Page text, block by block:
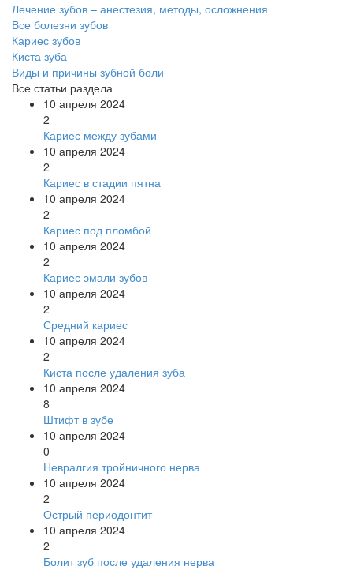
Лечение зубов – анестезия, методы, осложнения
Все болезни зубов
Кариес зубов
Киста зуба
Виды и причины зубной боли
Все статьи раздела
10 апреля 2024
2
Кариес между зубами
10 апреля 2024
2
Кариес в стадии пятна
10 апреля 2024
2
Кариес под пломбой
10 апреля 2024
2
Кариес эмали зубов
10 апреля 2024
2
Средний кариес
10 апреля 2024
2
Киста после удаления зуба
10 апреля 2024
8
Штифт в зубе
10 апреля 2024
0
Невралгия тройничного нерва
10 апреля 2024
2
Острый периодонтит
10 апреля 2024
2
Болит зуб после удаления нерва